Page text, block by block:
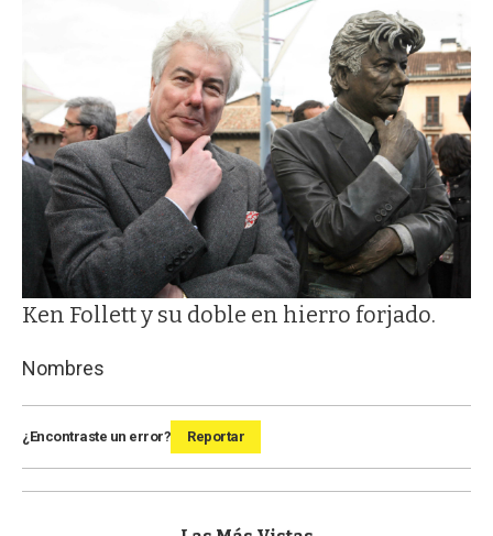
Ken Follett y su doble en hierro forjado.
Nombres
¿Encontraste un error? Reportar